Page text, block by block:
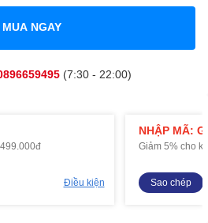
MUA NGAY
(7:30 - 22:00)
Điều kiện
NHẬP MÃ:
Giảm 5% cho
Sao chép